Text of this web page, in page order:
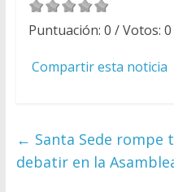
Puntuación: 0 / Votos: 0
Compartir esta noticia
← Santa Sede rompe
debatir en la